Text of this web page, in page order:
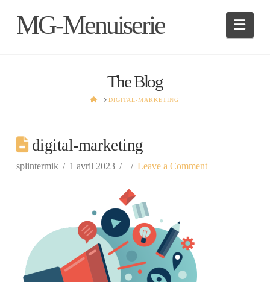
MG-Menuiserie
The Blog
HOMEDIGITAL-MARKETING
digital-marketing
splintermik 1 avril 2023 Leave a Comment